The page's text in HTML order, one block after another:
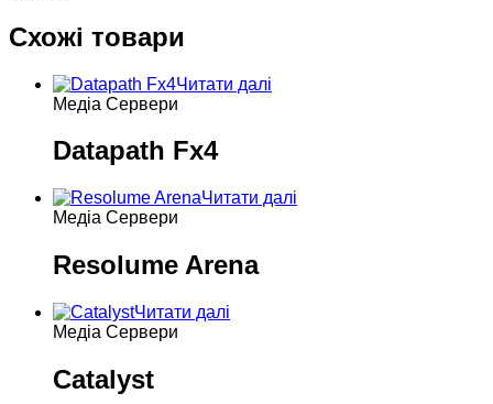
Схожі товари
Читати далі
Медіа Сервери
Datapath Fx4
Читати далі
Медіа Сервери
Resolume Arena
Читати далі
Медіа Сервери
Catalyst